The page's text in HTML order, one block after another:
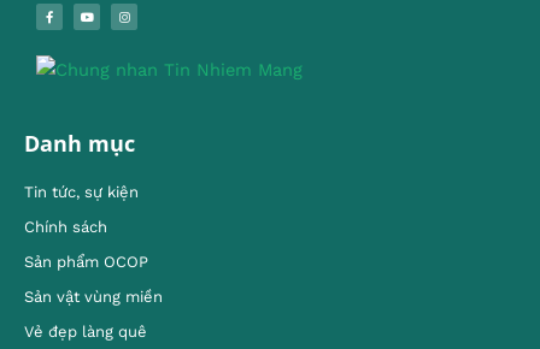
Danh mục
Tin tức, sự kiện
Chính sách
Sản phẩm OCOP
Sản vật vùng miền
Vẻ đẹp làng quê